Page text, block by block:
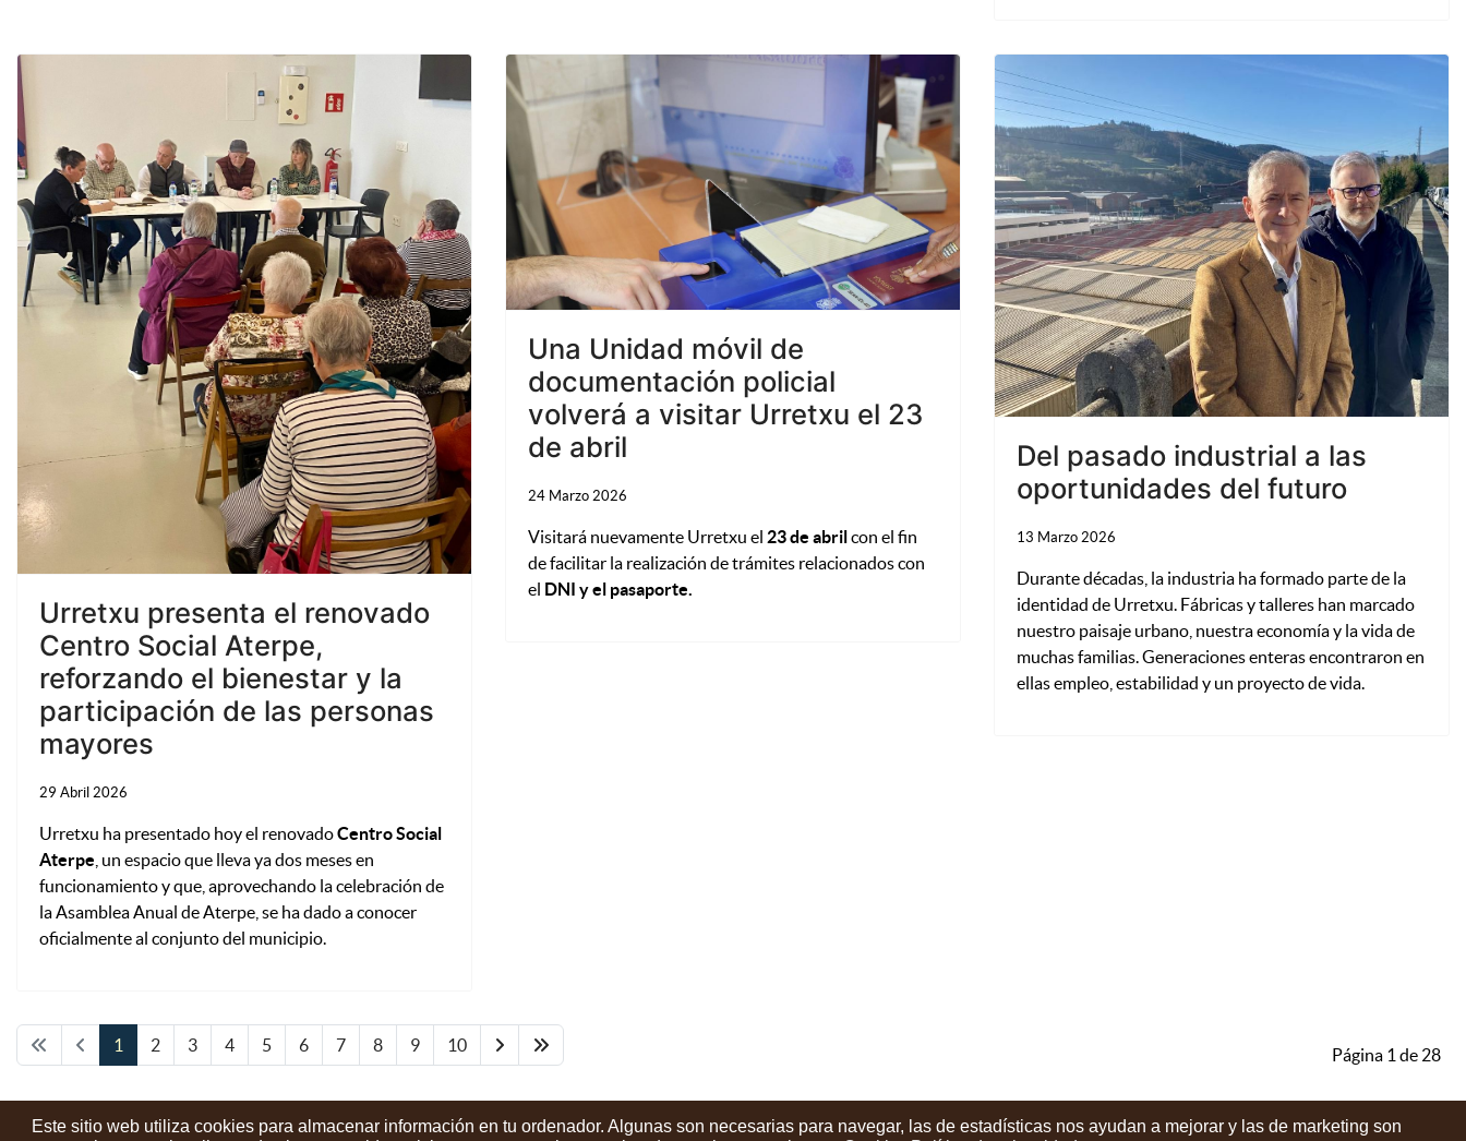
Este sitio web utiliza cookies para almacenar información en tu ordenador. Algunas son necesarias para navegar, las de estadísticas nos ayudan a mejorar y las de marketing son
Urretxu presenta el renovado
Centro Social Aterpe,
reforzando el bienestar y la
participación de las personas
mayores
29 Abril 2026
Urretxu ha presentado hoy el renovadoCentro Social
Aterpe , un espacio que lleva ya dos meses en
funcionamiento y que, aprovechando la celebración de
la Asamblea Anual de Aterpe, se ha dado a conocer
oficialmente al conjunto del municipio.
Una Unidad móvil de
documentación policial
volverá a visitar Urretxu el 23
de abril
24 Marzo 2026
Visitará nuevamente Urretxu el 23 de abrilcon el fin
de facilitar la realización de trámites relacionados con
el DNI y el pasaporte.
Del pasado industrial a las
oportunidades del futuro
13 Marzo 2026
Durante décadas, la industria ha formado parte de la
identidad de Urretxu. Fábricas y talleres han marcado
nuestro paisaje urbano, nuestra economía y la vida de
muchas familias. Generaciones enteras encontraron en
ellas empleo, estabilidad y un proyecto de vida.
Página 1 de 28
1 2 3 4 5 6 7 8 9 10